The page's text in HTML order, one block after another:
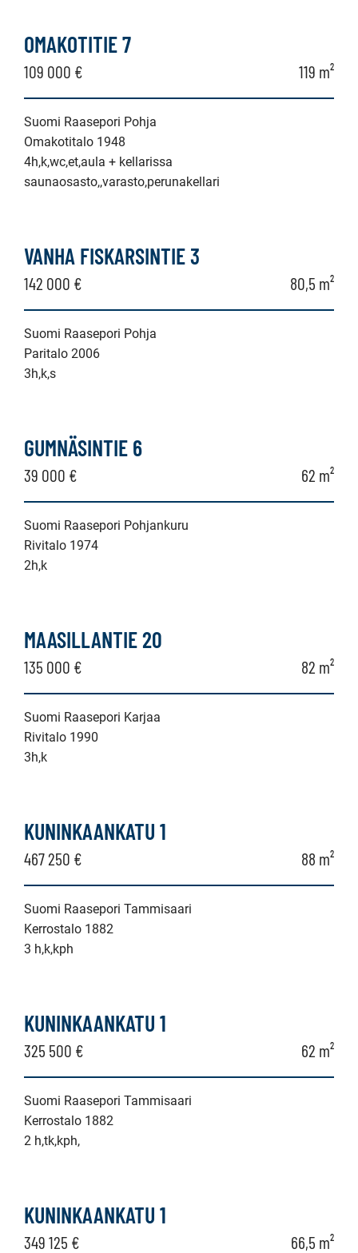
OMAKOTITIE 7
109 000 € 119 m²
Suomi Raasepori Pohja
Omakotitalo 1948
4h,k,wc,et,aula + kellarissa
saunaosasto,,varasto,perunakellari
VANHA FISKARSINTIE 3
142 000 € 80,5 m²
Suomi Raasepori Pohja
Paritalo 2006
3h,k,s
GUMNÄSINTIE 6
39 000 € 62 m²
Suomi Raasepori Pohjankuru
Rivitalo 1974
2h,k
MAASILLANTIE 20
135 000 € 82 m²
Suomi Raasepori Karjaa
Rivitalo 1990
3h,k
KUNINKAANKATU 1
467 250 € 88 m²
Suomi Raasepori Tammisaari
Kerrostalo 1882
3 h,k,kph
KUNINKAANKATU 1
325 500 € 62 m²
Suomi Raasepori Tammisaari
Kerrostalo 1882
2 h,tk,kph,
KUNINKAANKATU 1
349 125 € 66,5 m²